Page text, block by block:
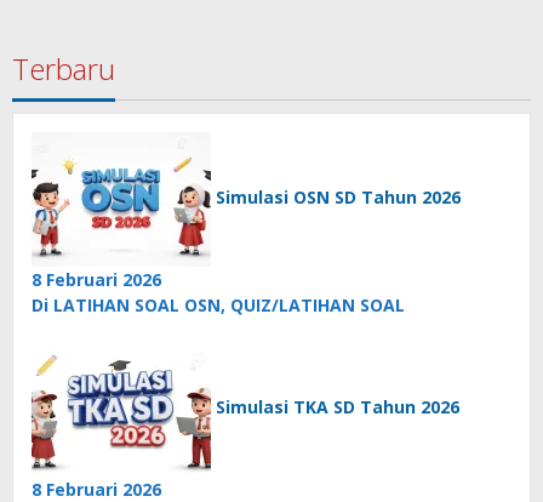
Terbaru
Simulasi OSN SD Tahun 2026
8 Februari 2026
Di LATIHAN SOAL OSN, QUIZ/LATIHAN SOAL
Simulasi TKA SD Tahun 2026
8 Februari 2026